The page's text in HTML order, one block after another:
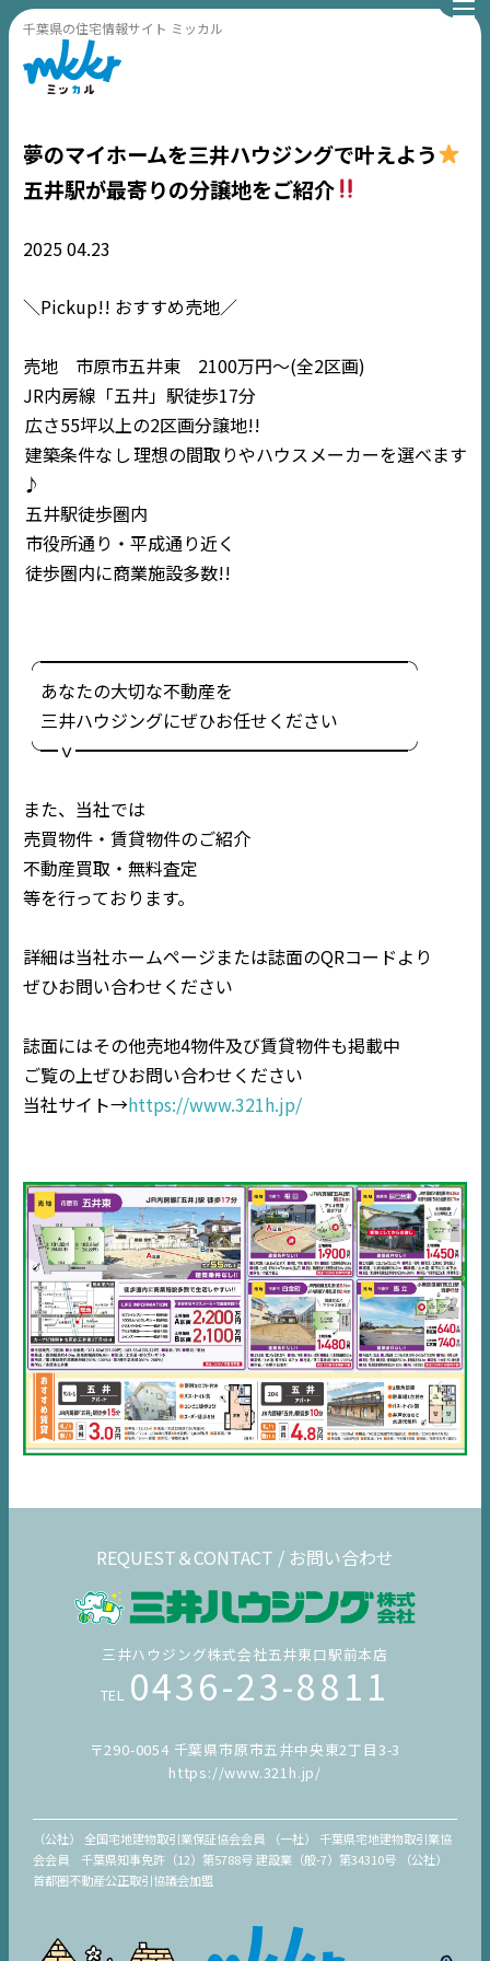
千葉県の住宅情報サイト ミッカル
EVENT
住宅情報誌ミッケル
市原エリア
千葉エリア
デジタルサイネージ
不動産一括査定
コラム
夢のマイホームを三井ハウジングで叶えよう
五井駅が最寄りの分譲地をご紹介
202504.23
＼Pickup!! おすすめ売地／
売地 市原市五井東 2100万円〜(全2区画)
JR内房線「五井」駅徒歩17分
広さ55坪以上の2区画分譲地!!
建築条件なし理想の間取りやハウスメーカーを選べます
♪
五井駅徒歩圏内
市役所通り・平成通り近く
徒歩圏内に商業施設多数!!
╭━━━━━━━━━━━━━━━━━━━━━╮
あなたの大切な不動産を
三井ハウジングにぜひお任せください
╰━ｖ━━━━━━━━━━━━━━━━━━━╯
また、当社では
売買物件・賃貸物件のご紹介
不動産買取・無料査定
等を行っております。
詳細は当社ホームページまたは誌面のQRコードより
ぜひお問い合わせください
誌面にはその他売地4物件及び賃貸物件も掲載中
ご覧の上ぜひお問い合わせください
当社サイト→https://www.321h.jp/
REQUEST＆CONTACT / お問い合わせ
三井ハウジング株式会社五井東口駅前本店
TEL 0436-23-8811
〒290-0054 千葉県市原市五井中央東2丁目3-3
https://www.321h.jp/
（公社） 全国宅地建物取引業保証協会会員 （一社） 千葉県宅地建物取引業協
会会員 千葉県知事免許（12）第5788号 建設業（般-7）第34310号 （公社）
首都圏不動産公正取引協議会加盟